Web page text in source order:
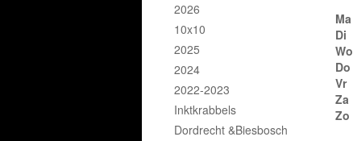
Ma
Di
Wo
Do
Vr
Za
Zo
2026
10x10
2025
2024
2022-2023
Inktkrabbels
Dordrecht &Biesbosch